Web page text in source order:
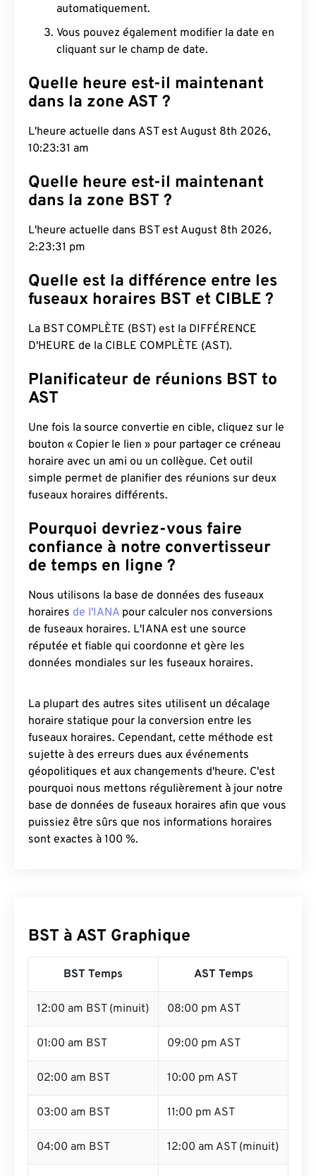
automatiquement.
Vous pouvez également modifier la date en
cliquant sur le champ de date.
Quelle heure est-il maintenant
dans la zone AST ?
L'heure actuelle dans AST est August 8th 2026,
10:23:32 am
Quelle heure est-il maintenant
dans la zone BST ?
L'heure actuelle dans BST est August 8th 2026,
2:23:32 pm
Quelle est la différence entre les
fuseaux horaires BST et CIBLE ?
La BST COMPLÈTE (BST) est la DIFFÉRENCE
D'HEURE de la CIBLE COMPLÈTE (AST).
Planificateur de réunions BST to
AST
Une fois la source convertie en cible, cliquez sur le
bouton « Copier le lien » pour partager ce créneau
horaire avec un ami ou un collègue. Cet outil
simple permet de planifier des réunions sur deux
fuseaux horaires différents.
Pourquoi devriez-vous faire
confiance à notre convertisseur
de temps en ligne ?
Nous utilisons la base de données des fuseaux
horaires de l'IANA pour calculer nos conversions
de fuseaux horaires. L'IANA est une source
réputée et fiable qui coordonne et gère les
données mondiales sur les fuseaux horaires.
La plupart des autres sites utilisent un décalage
horaire statique pour la conversion entre les
fuseaux horaires. Cependant, cette méthode est
sujette à des erreurs dues aux événements
géopolitiques et aux changements d'heure. C'est
pourquoi nous mettons régulièrement à jour notre
base de données de fuseaux horaires afin que vous
puissiez être sûrs que nos informations horaires
sont exactes à 100 %.
BST à AST Graphique
BST Temps AST Temps
12:00 am BST (minuit) 08:00 pm AST
01:00 am BST 09:00 pm AST
02:00 am BST 10:00 pm AST
03:00 am BST 11:00 pm AST
04:00 am BST 12:00 am AST (minuit)